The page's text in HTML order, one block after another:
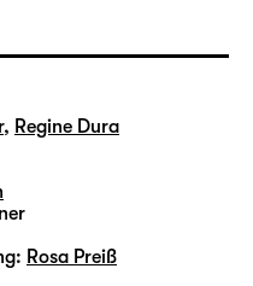
wo
konkret
sich Menschen
lösen oder zu
Vereinen,
strukturieren.
wird ab
sehen sein.
, Regine Dura
Rosa Preiß